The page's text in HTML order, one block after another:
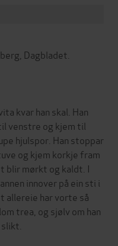
Dagbladet.
kvar han skal. Han
venstre og kjem til
hjulspor. Han stoppar
og kjem korkje fram
blir mørkt og kaldt. I
innover på ein sti i
allereie har vorte så
trea, og sjølv om han